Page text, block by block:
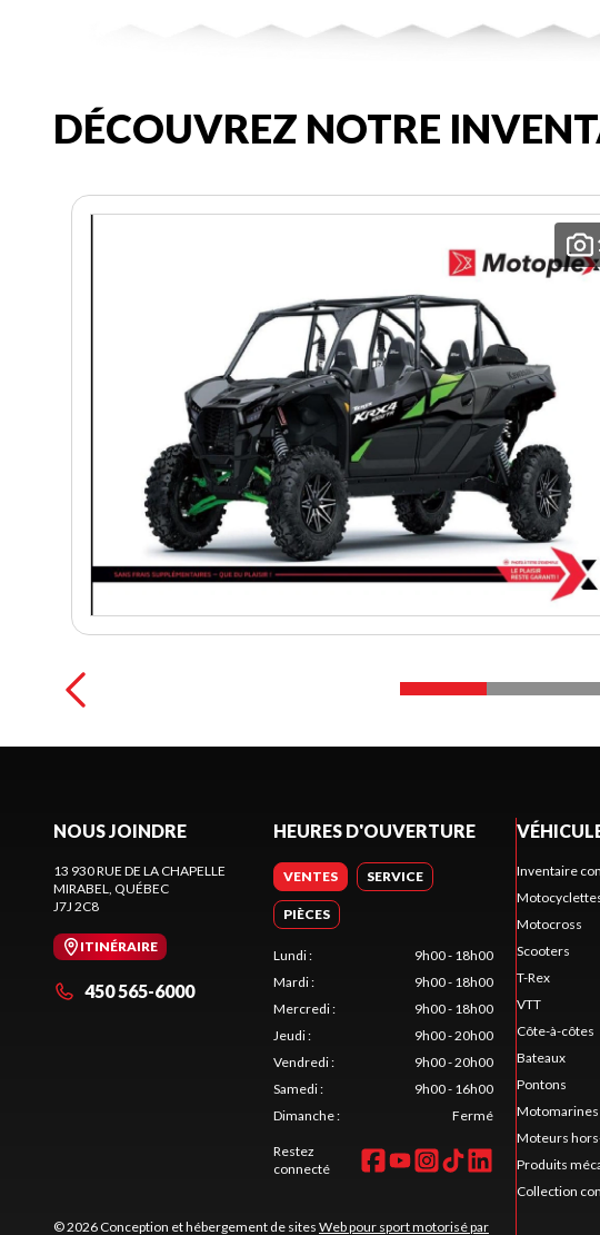
DÉCOUVREZ NOTRE
NOUS JOINDRE
13 930 RUE DE LA CHAPELLE
MIRABEL, QUÉBEC
J7J 2C8
ITINÉRAIRE
450 565-6000
HEURES D'OUVERTURE
VENTES SERVICE
PIÈCES
Lundi:
9h00 - 18h00
Mardi:
9h00 - 18h00
Mercredi:
9h00 - 18h00
Jeudi:
9h00 - 20h00
Vendredi:
9h00 - 20h00
Samedi:
9h00 - 16h00
Dimanche: Fermé
Restez
connecté
© 2026 Conception et hébergement de sites Web pour sport motorisé par
Inventaire
Motocross
Scooters
T-Rex
VTT
Côte-à-côtes
Bateaux
Pontons
Motomarines
Moteurs
Produits
Collection